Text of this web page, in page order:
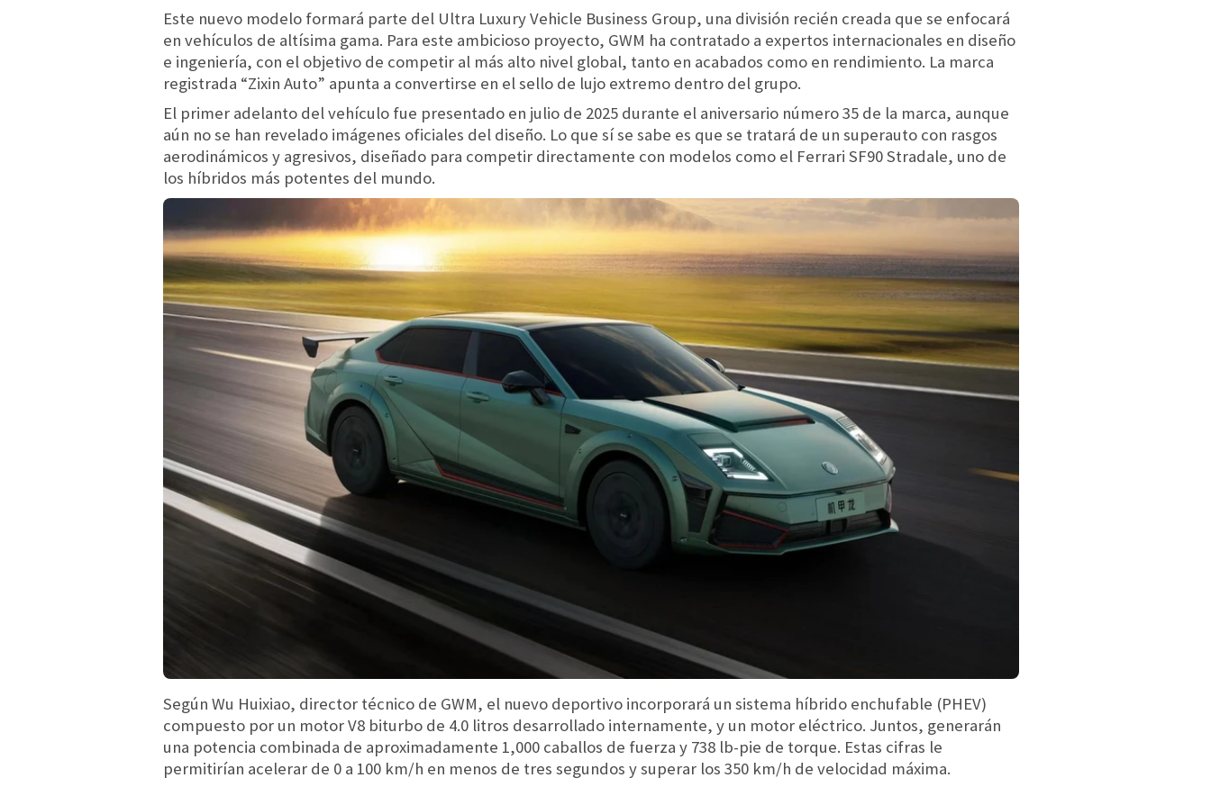
Este nuevo modelo formará parte del Ultra Luxury Vehicle Business Group, una división recién creada que se enfocará
en vehículos de altísima gama. Para este ambicioso proyecto, GWM ha contratado a expertos internacionales en diseño
e ingeniería, con el objetivo de competir al más alto nivel global, tanto en acabados como en rendimiento. La marca
registrada “Zixin Auto” apunta a convertirse en el sello de lujo extremo dentro del grupo.
El primer adelanto del vehículo fue presentado en julio de 2025 durante el aniversario número 35 de la marca, aunque
aún no se han revelado imágenes oficiales del diseño. Lo que sí se sabe es que se tratará de un superauto con rasgos
aerodinámicos y agresivos, diseñado para competir directamente con modelos como el Ferrari SF90 Stradale, uno de
los híbridos más potentes del mundo.
Según Wu Huixiao, director técnico de GWM, el nuevo deportivo incorporará un sistema híbrido enchufable (PHEV)
compuesto por un motor V8 biturbo de 4.0 litros desarrollado internamente, y un motor eléctrico. Juntos, generarán
una potencia combinada de aproximadamente 1,000 caballos de fuerza y 738 lb-pie de torque. Estas cifras le
permitirían acelerar de 0 a 100 km/h en menos de tres segundos y superar los 350 km/h de velocidad máxima.